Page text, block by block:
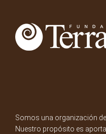
Somos una organización
Nuestro propósito es